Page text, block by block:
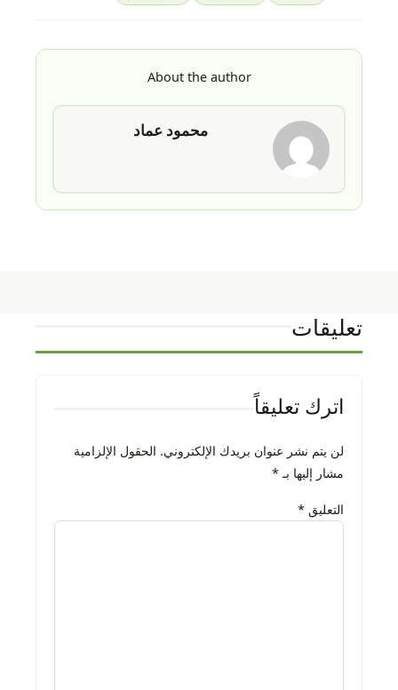
About the author
محمود عماد
تعليقات
اترك تعليقاً
لن يتم نشر عنوان بريدك الإلكتروني. الحقول الإلزامية
مشار إليها بـ*
التعليق *